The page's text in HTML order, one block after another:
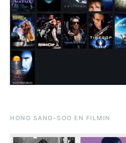
HONG SANG-SOO EN FILMIN